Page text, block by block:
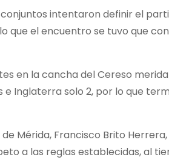
intentaron definir el
que el encuentro se tuvo que
en la cancha del Cereso
Inglaterra solo 2, por lo que
Mérida, Francisco Brito
a las reglas establecidas, al